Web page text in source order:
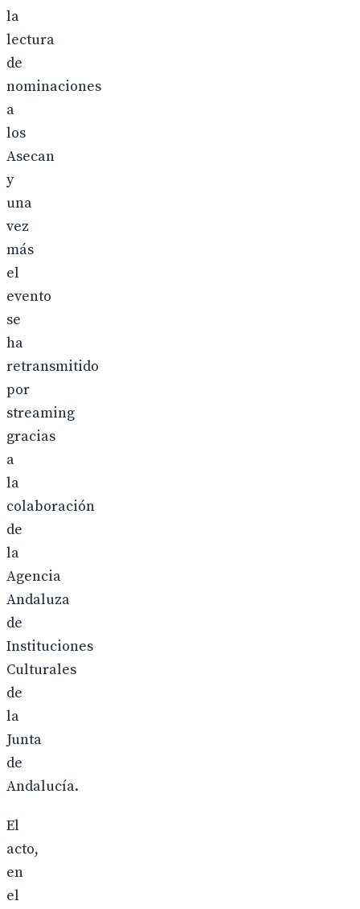
la
lectura
de
nominaciones
a
los
Asecan
y
una
vez
más
el
evento
se
ha
retransmitido
por
streaming
gracias
a
la
colaboración
de
la
Agencia
Andaluza
de
Instituciones
Culturales
de
la
Junta
de
Andalucía.
El
acto,
en
el